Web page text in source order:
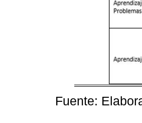
Fuente: